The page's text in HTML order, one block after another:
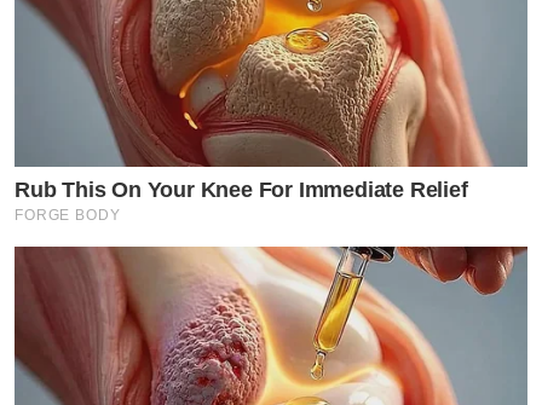
Rub This On Your Knee For Immediate Relief
FORGE BODY